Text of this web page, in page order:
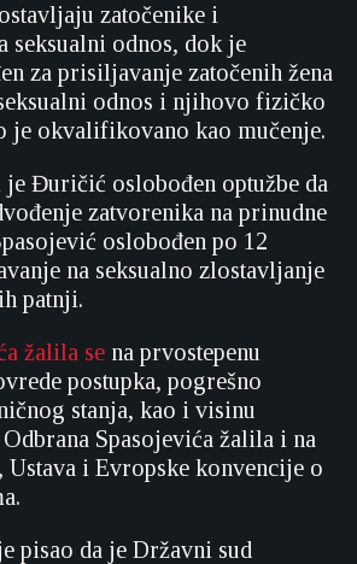
zatočenike i
seksualni odnos, dok je
za prisiljavanje zatočenih žena
odnos i njihovo fizičko
je okvalifikovano kao mučenje.
je Đuričić oslobođen optužbe da
zatvorenika na prinudne
oslobođen po 12
na seksualno zlostavljanje
patnji.
žalila se na prvostepenu
postupka, pogrešno
stanja, kao i visinu
Spasojevića žalila i na
Ustava i Evropske konvencije o
pisao da je Državni sud